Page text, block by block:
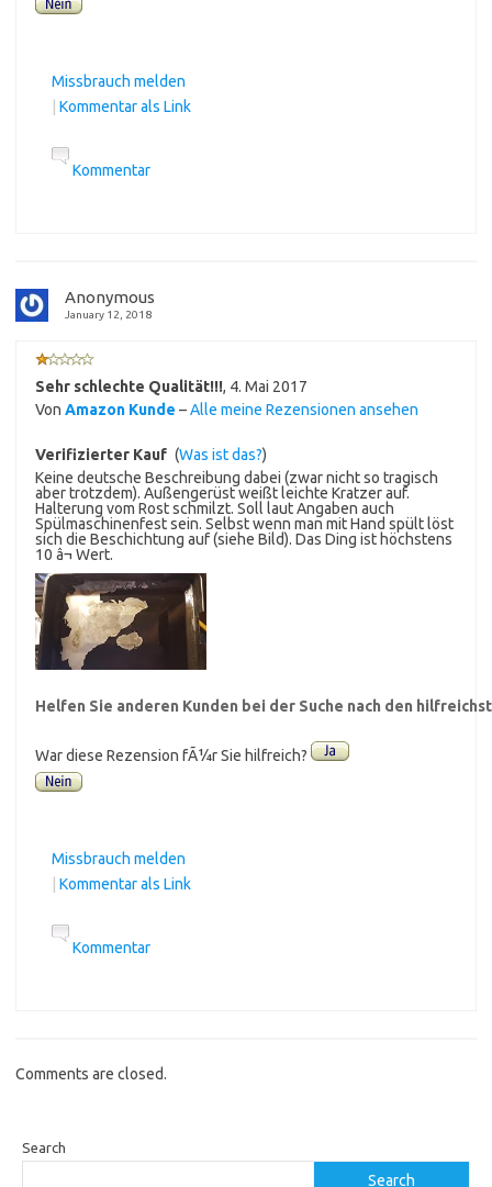
Missbrauch melden
Kommentar als Link
Kommentar
Anonymous
January 12, 2018
Sehr schlechte Qualität!!!, 4. Mai 2017
Von Amazon Kunde –Alle meine Rezensionen ansehen
Verifizierter Kauf (Was ist das?)
Keine deutsche Beschreibung dabei (zwar nicht so tragisch
aber trotzdem). Außengerüst weißt leichte Kratzer auf.
Halterung vom Rost schmilzt. Soll laut Angaben auch
Spülmaschinenfest sein. Selbst wenn man mit Hand spült löst
sich die Beschichtung auf (siehe Bild). Das Ding ist höchstens
10 â¬ Wert.
Helfen Sie anderen Kunden bei der Suche nach den
War diese Rezension fÃ¼r Sie hilfreich?
Missbrauch melden
Kommentar als Link
Kommentar
Comments are closed.
Search
Search